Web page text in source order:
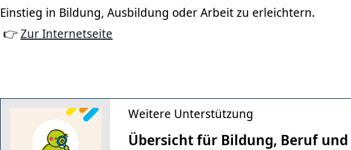
Einstieg in Bildung, Ausbildung oder Arbeit zu erleichtern.
👉Zur Internetseite
Weitere Unterstützung
Übersicht für Bildung, Beruf und